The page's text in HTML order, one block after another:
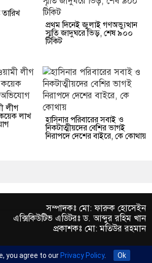
তারিখ
প্রথম দিনেই জুলাই গণঅভ্যুত্থান
স্মৃতি জাদুঘরে ভিড়, শেষ ৯০০
টিকিট
লীগ
লাখ
হাসিনার পরিবারের সবাই ও
নিকটাত্মীয়দের বেশির ভাগই
নিরাপদে দেশের বাইরে, কে কোথায়
সম্পাদকঃ মো: ফারুক হোসেইন
এক্সিকিউটিভ এডিটরঃ ড. আব্দুর রহিম খান
প্রকাশকঃ মো: মতিউর রহমান
প্লাজা (৯তলা), প্লট- ৪৬,রোড নং- ৯/এ,
you agree to our Privacy Policy. Ok